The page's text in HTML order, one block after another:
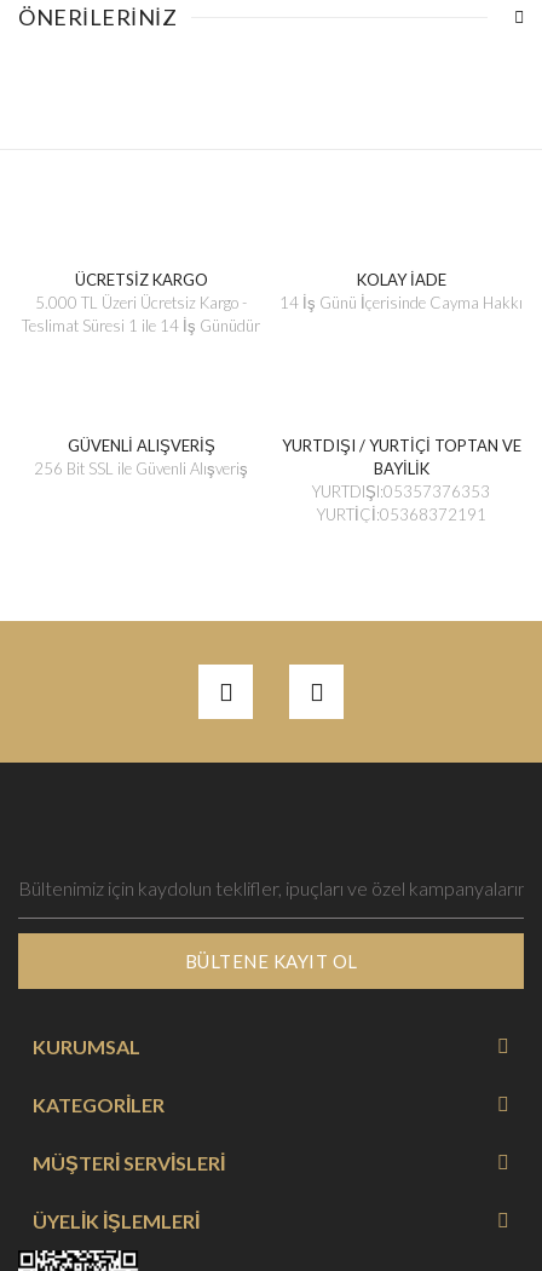
ÖNERILERINIZ
ÜCRETSİZ KARGO
5.000 TL Üzeri Ücretsiz Kargo -
Teslimat Süresi 1 ile 14 İş Günüdür
KOLAY İADE
14 İş Günü İçerisinde Cayma Hakkı
GÜVENLİ ALIŞVERİŞ
256 Bit SSL ile Güvenli Alışveriş
YURTDIŞI / YURTİÇİ TOPTAN VE
BAYİLİK
YURTDIŞI:05357376353
YURTİÇİ:05368372191
BÜLTENE KAYIT OL
KURUMSAL
KATEGORİLER
MÜŞTERİ SERVİSLERİ
ÜYELİK İŞLEMLERİ